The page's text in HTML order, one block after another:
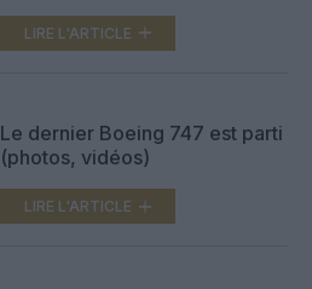
LIRE L'ARTICLE
Le dernier Boeing 747 est parti
(photos, vidéos)
LIRE L'ARTICLE